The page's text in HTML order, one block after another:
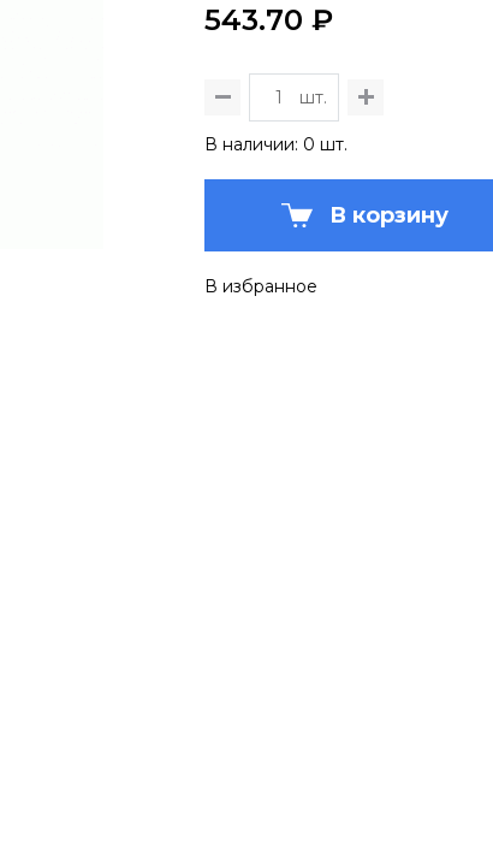
543.70 ₽
шт.
В наличии: 0 шт.
В корзину
В избранное